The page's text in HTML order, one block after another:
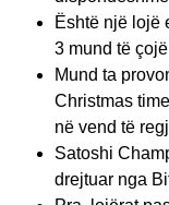
Është një lojë
3 mund të
Mund ta
Christmas
në vend të
Satoshi
drejtuar nga